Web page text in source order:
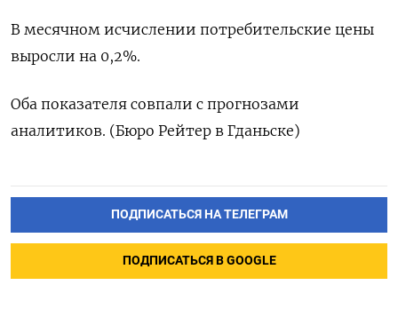
В месячном исчислении потребительские цены
выросли на 0,2%.
Оба показателя совпали с прогнозами
аналитиков. (Бюро Рейтер в Гданьске)
ПОДПИСАТЬСЯ НА ТЕЛЕГРАМ
ПОДПИСАТЬСЯ В GOOGLE